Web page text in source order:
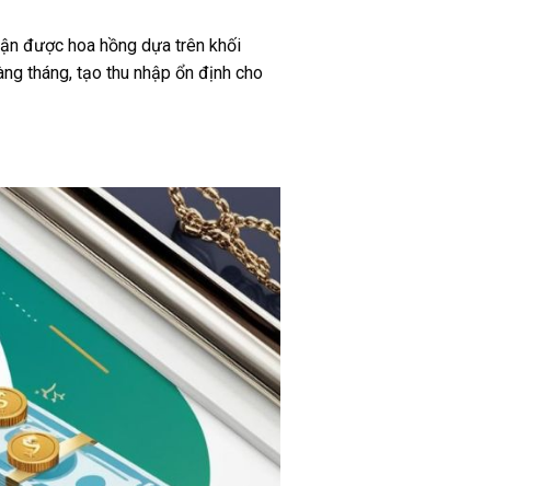
được hoa hồng dựa trên khối
tháng, tạo thu nhập ổn định cho